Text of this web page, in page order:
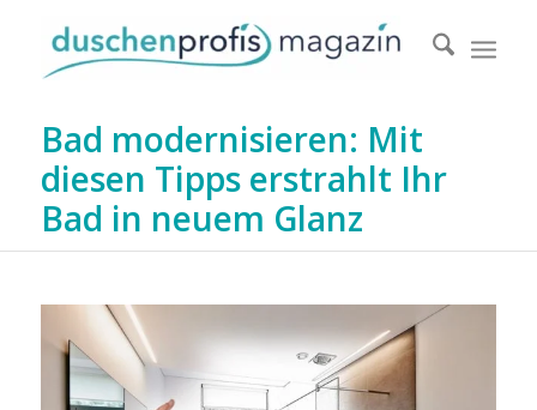
Bad modernisieren: Mit
diesen Tipps erstrahlt Ihr
Bad in neuem Glanz